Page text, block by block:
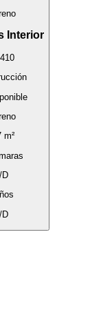
Interior
m²
D
D